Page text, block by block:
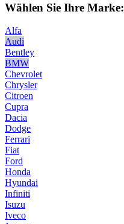
Wählen Sie Ihre Marke:
Alfa
Audi
Bentley
BMW
Chevrolet
Chrysler
Citroen
Cupra
Dacia
Dodge
Ferrari
Fiat
Ford
Honda
Hyundai
Infiniti
Isuzu
Iveco